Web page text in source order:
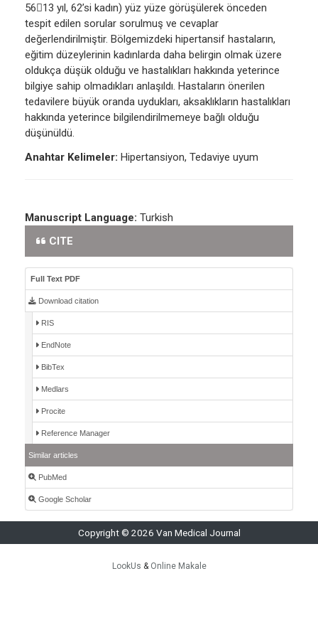
5613 yıl, 62’si kadın) yüz yüze görüşülerek önceden
tespit edilen sorular sorulmuş ve cevaplar
değerlendirilmiştir. Bölgemizdeki hipertansif hastaların,
eğitim düzeylerinin kadınlarda daha belirgin olmak üzere
oldukça düşük olduğu ve hastalıkları hakkında yeterince
bilgiye sahip olmadıkları anlaşıldı. Hastaların önerilen
tedavilere büyük oranda uydukları, aksaklıkların hastalıkları
hakkında yeterince bilgilendirilmemeye bağlı olduğu
düşünüldü.
Anahtar Kelimeler: Hipertansiyon, Tedaviye uyum
Manuscript Language: Turkish
CITE
Full Text PDF
Download citation
RIS
EndNote
BibTex
Medlars
Procite
Reference Manager
Similar articles
PubMed
Google Scholar
Copyright © 2026 Van Medical Journal
LookUs & Online Makale